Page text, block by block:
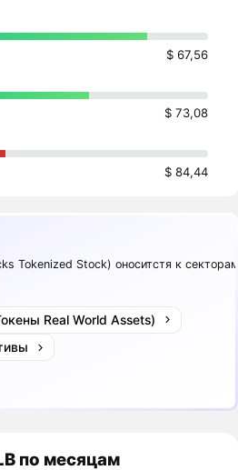
$ 67,56
$ 73,08
$ 84,44
Tokenized Stock) оноситстя к
Real World Assets)
по месяцам